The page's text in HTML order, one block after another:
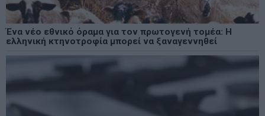
Ένα νέο εθνικό όραμα για τον πρωτογενή τομέα: Η
ελληνική κτηνοτροφία μπορεί να ξαναγεννηθεί